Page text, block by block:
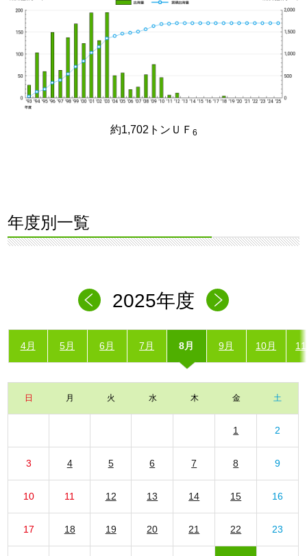
約1,702トンＵＦ 6
年度別一覧
2025年度
4月 5月 6月 7月 8月 9月 10月
日 月 火 水 木 金 土
1 2
3 4 5 6 7 8 9
10 11 12 13 14 15 16
17 18 19 20 21 22 23